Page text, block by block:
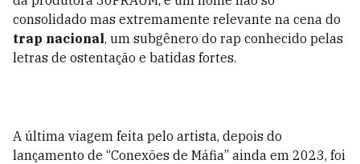
consolidado mas extremamente relevante na cena do
trap nacional, um subgênero do rap conhecido pelas
letras de ostentação e batidas fortes.
A última viagem feita pelo artista, depois do
lançamento de “Conexões de Máfia” ainda em 2023, foi